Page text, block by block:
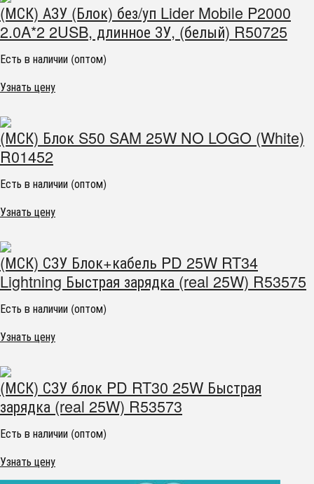
(МСК) АЗУ (Блок) без/уп Lider Mobile P2000
2.0A*2 2USB, длинное ЗУ, (белый) R50725
Есть в наличии (оптом)
Узнать цену
(МСК) Блок S50 SAM 25W NO LOGO (White)
R01452
Есть в наличии (оптом)
Узнать цену
(МСК) СЗУ Блок+кабель PD 25W RT34
Lightning Быстрая зарядка (real 25W) R53575
Есть в наличии (оптом)
Узнать цену
(МСК) СЗУ блок PD RT30 25W Быстрая
зарядка (real 25W) R53573
Есть в наличии (оптом)
Узнать цену